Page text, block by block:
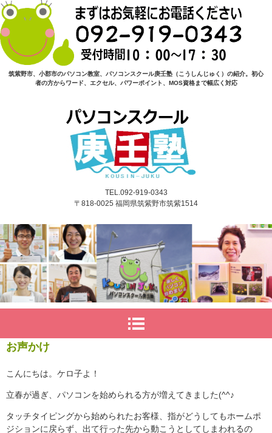
筑紫野市、小郡市のパソコン教室、パソコンスクール庚壬塾（こうしんじゅく）の紹介。初心
者の方からワード、エクセル、パワーポイント、MOS資格まで幅広く対応
TEL.092-919-0343
〒818-0025 福岡県筑紫野市筑紫1514
お声かけ
こんにちは。ケロ子よ！
立春が過ぎ、パソコンを始められる方が増えてきました(^^♪
タッチタイピングから始められたお客様、指がどうしてもホームポ
ジションに戻らず、出て行った先から動こうとしてしまわれるの